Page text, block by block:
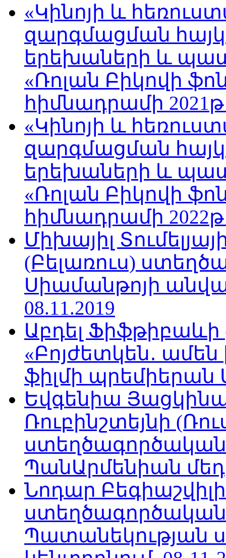
«Կինոյի և
զարգմացման
երեխաների և
«Ռոլան Բիկովի
հիմնադրամի
«Կինոյի և
զարգմացման
երեխաների և
«Ռոլան Բիկովի
հիմնադրամի
Միխայիլ
(Բելառուս)
Սիամանթոյի
08.11.2019
Աբդել
«Բոյժետկեն․
ֆիլմի պրեմիերան
Եվգենիա
Ռուբինշտեյնի
ՊանԱրմենիան
Նոդար
Պատանեկության